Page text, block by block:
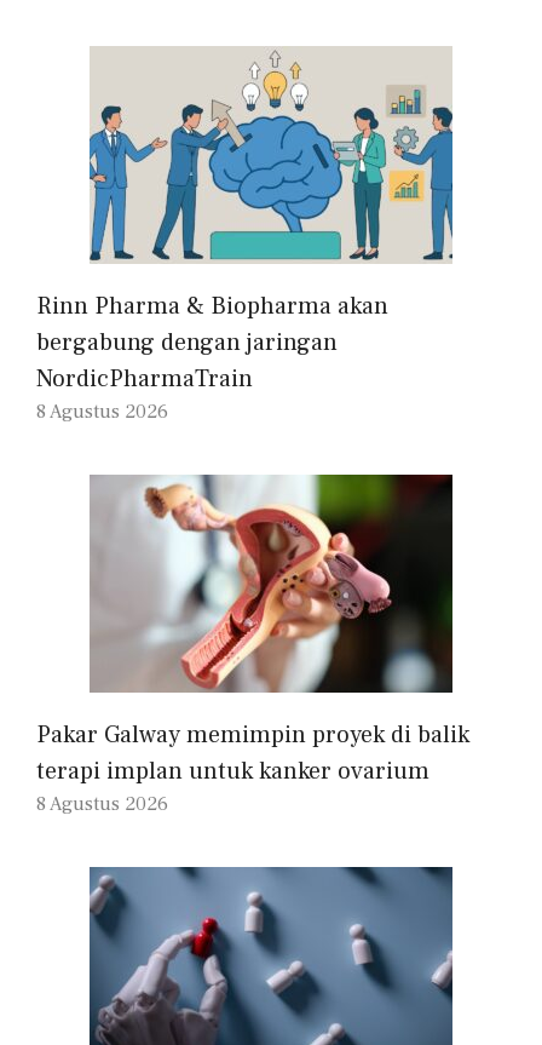
Rinn Pharma & Biopharma akan
bergabung dengan jaringan
NordicPharmaTrain
8 Agustus 2026
Pakar Galway memimpin proyek di balik
terapi implan untuk kanker ovarium
8 Agustus 2026